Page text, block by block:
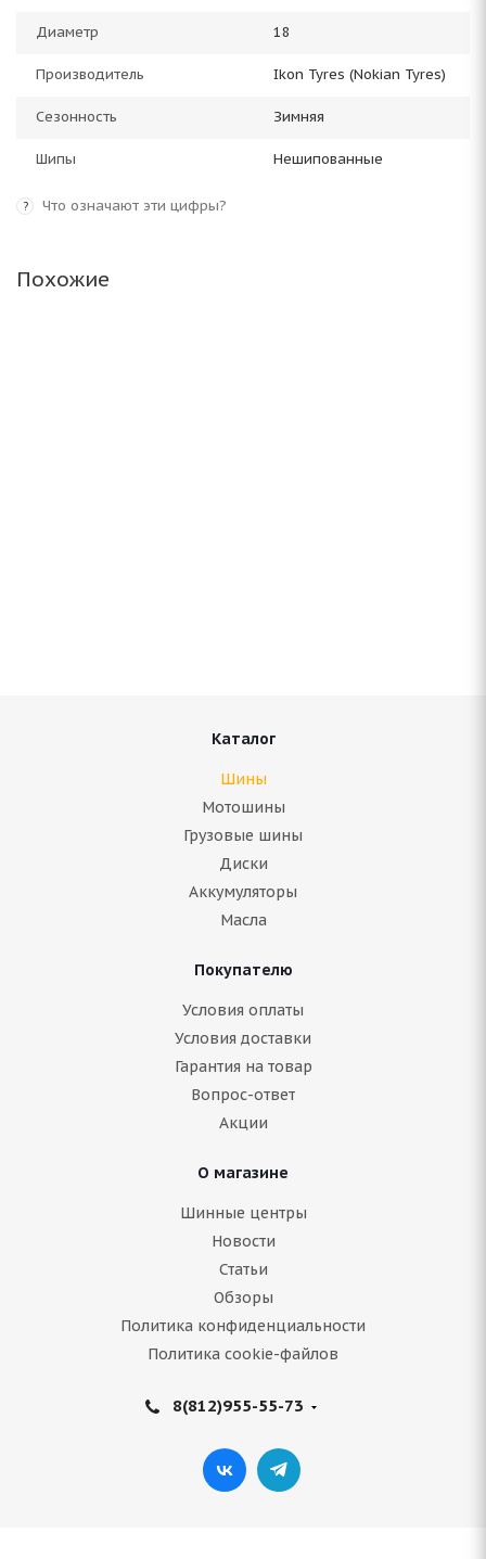
Диаметр 18
Производитель Ikon Tyres (Nokian Tyres)
Сезонность Зимняя
Шипы Нешипованные
? Что означают эти цифры?
Похожие
ARIVO Carlorful A/S 235/55 R18 104V
В наличии (менее 4 шт.)
Каталог
Шины
Мотошины
Грузовые шины
Диски
Аккумуляторы
Масла
Покупателю
Условия оплаты
Условия доставки
Гарантия на товар
Вопрос-ответ
Акции
О магазине
Шинные центры
Новости
Статьи
Обзоры
Политика конфиденциальности
Политика cookie-файлов
8(812)955-55-73